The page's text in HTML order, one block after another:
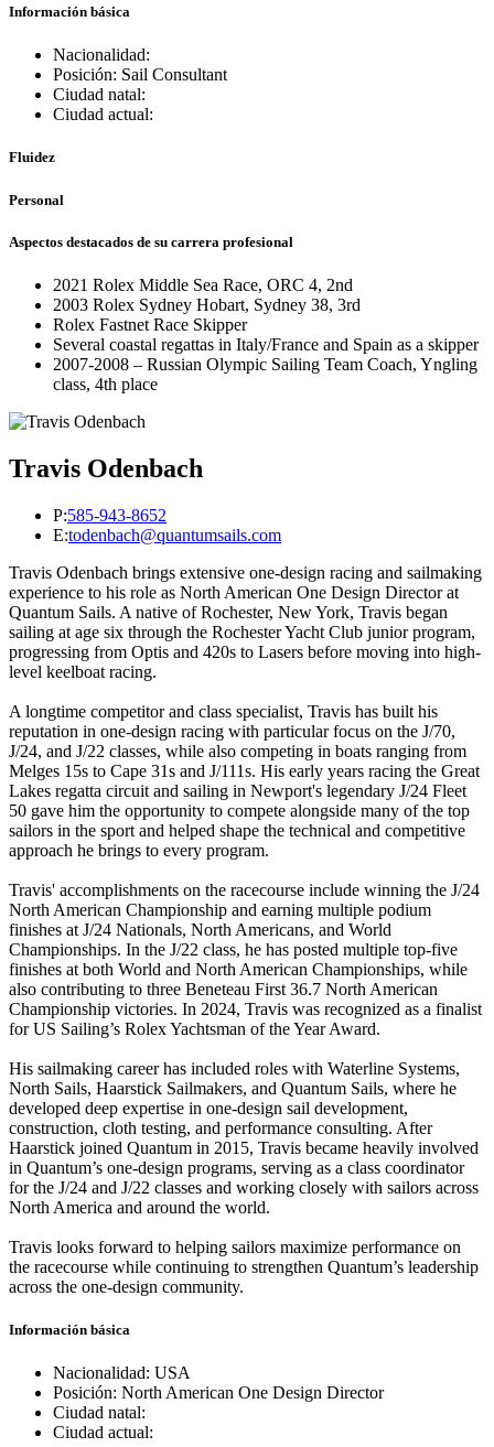
Información básica
Nacionalidad:
Posición: Sail Consultant
Ciudad natal:
Ciudad actual:
Fluidez
Personal
Aspectos destacados de su carrera profesional
2021 Rolex Middle Sea Race, ORC 4, 2nd
2003 Rolex Sydney Hobart, Sydney 38, 3rd
Rolex Fastnet Race Skipper
Several coastal regattas in Italy/France and Spain as a skipper
2007-2008 – Russian Olympic Sailing Team Coach, Yngling
class, 4th place
Travis Odenbach
P:585-943-8652
E:todenbach@quantumsails.com
Travis Odenbach brings extensive one-design racing and sailmaking
experience to his role as North American One Design Director at
Quantum Sails. A native of Rochester, New York, Travis began
sailing at age six through the Rochester Yacht Club junior program,
progressing from Optis and 420s to Lasers before moving into high-
level keelboat racing.
A longtime competitor and class specialist, Travis has built his
reputation in one-design racing with particular focus on the J/70,
J/24, and J/22 classes, while also competing in boats ranging from
Melges 15s to Cape 31s and J/111s. His early years racing the Great
Lakes regatta circuit and sailing in Newport's legendary J/24 Fleet
50 gave him the opportunity to compete alongside many of the top
sailors in the sport and helped shape the technical and competitive
approach he brings to every program.
Travis' accomplishments on the racecourse include winning the J/24
North American Championship and earning multiple podium
finishes at J/24 Nationals, North Americans, and World
Championships. In the J/22 class, he has posted multiple top-five
finishes at both World and North American Championships, while
also contributing to three Beneteau First 36.7 North American
Championship victories. In 2024, Travis was recognized as a finalist
for US Sailing’s Rolex Yachtsman of the Year Award.
His sailmaking career has included roles with Waterline Systems,
North Sails, Haarstick Sailmakers, and Quantum Sails, where he
developed deep expertise in one-design sail development,
construction, cloth testing, and performance consulting. After
Haarstick joined Quantum in 2015, Travis became heavily involved
in Quantum’s one-design programs, serving as a class coordinator
for the J/24 and J/22 classes and working closely with sailors across
North America and around the world.
Travis looks forward to helping sailors maximize performance on
the racecourse while continuing to strengthen Quantum’s leadership
across the one-design community.
Información básica
Nacionalidad: USA
Posición: North American One Design Director
Ciudad natal:
Ciudad actual: